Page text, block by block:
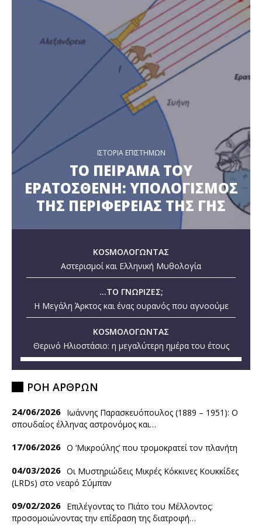
ΙΣΤΟΡΙΑ ΕΠΙΣΤΗΜΩΝ
ΤΟ ΠΕΙΡΑΜΑ ΤΟΥ
ΕΡΑΤΟΣΘΕΝΗ: ΥΠΟΛΟΓΙΣΜΟΣ
ΤΗΣ ΠΕΡΙΦΕΡΕΙΑΣ ΤΗΣ ΓΗΣ
KOSMOΛΟΓΩΝΤΑΣ
Αστερισμοί και Ελληνική Μυθολογία
...ΤΟ ΓΝΩΡΙΖΕΣ;
Η Μεγάλη Άρκτος και ένας ουρανός που αγνοούμε
KOSMOΛΟΓΩΝΤΑΣ
Θερινό Ηλιοστάσιο: η μεγαλύτερη ημέρα του έτους
ΡΟΗ ΑΡΘΡΩΝ
24/06/2026 Ιωάννης Παρασκευόπουλος (1889 – 1951): O
σπουδαίος έλληνας αστρονόμος και…
17/06/2026 Ο ‘Mικρούλης’ που τρομοκρατεί τον πλανήτη
04/03/2026 Οι Μυστηριώδεις Μικρές Κόκκινες Κουκκίδες
(LRDs) στο νεαρό Σύμπαν
09/02/2026 Επιλέγοντας το Πιάτο του Μέλλοντος:
προσομοιώνοντας την επίδραση της διατροφή…